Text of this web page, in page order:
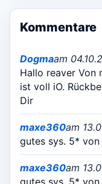
Kommentare
Dogmaam
Hallo reaver Von
ist voll iO.
Dir
maxe360am
gutes sys. 5* von
maxe360am
gutes sys. 5* von